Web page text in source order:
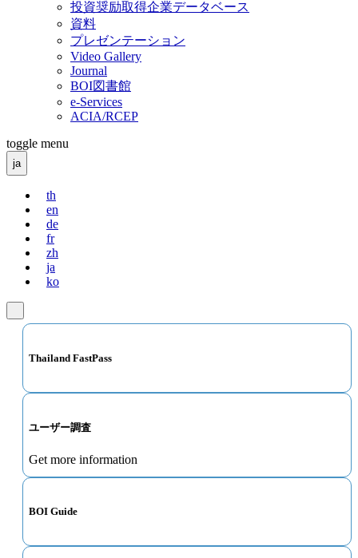
投資奨励取得企業データベース
資料
プレゼンテーション
Video Gallery
Journal
BOI図書館
e-Services
ACIA/RCEP
toggle menu
ja
th
en
de
fr
zh
ja
ko
Thailand FastPass
ユーザー調査
Get more information
BOI Guide